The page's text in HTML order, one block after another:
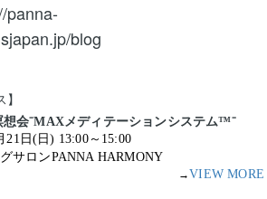
blog
会⁻MAXメディテーションシステム™⁻
21日(日) 13:00～15:00
ロンPANNA HARMONY
→VIEW MORE